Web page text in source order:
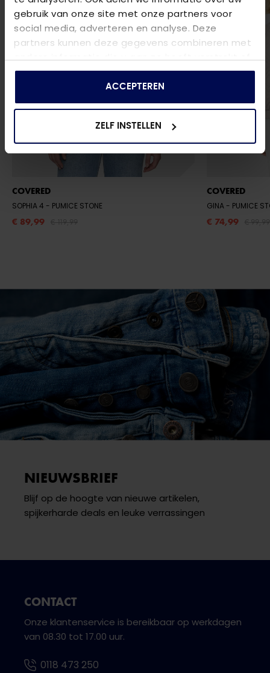
gebruik van onze site met onze partners voor
social media, adverteren en analyse. Deze
partners kunnen deze gegevens combineren met
andere informatie die u aan ze heeft verstrekt of
die ze hebben verzameld op basis van uw gebruik
ACCEPTEREN
ZELF INSTELLEN
COVERED
SOPHIA 4 - PUMICE STONE
€ 89,99
COVERED
GINA - PUMICE
€ 74,99
NIEUWSBRIEF
Blijf op de hoogte van nieuwe artikelen,
spijkerharde deals en leuke verrassingen
CONTACT
Onze klantenservice is bereikbaar op werkdagen
van 08.30 tot 17.00 uur.
0118 473 250